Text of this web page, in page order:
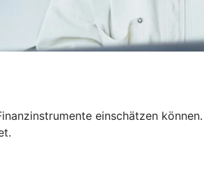
einschätzen können.